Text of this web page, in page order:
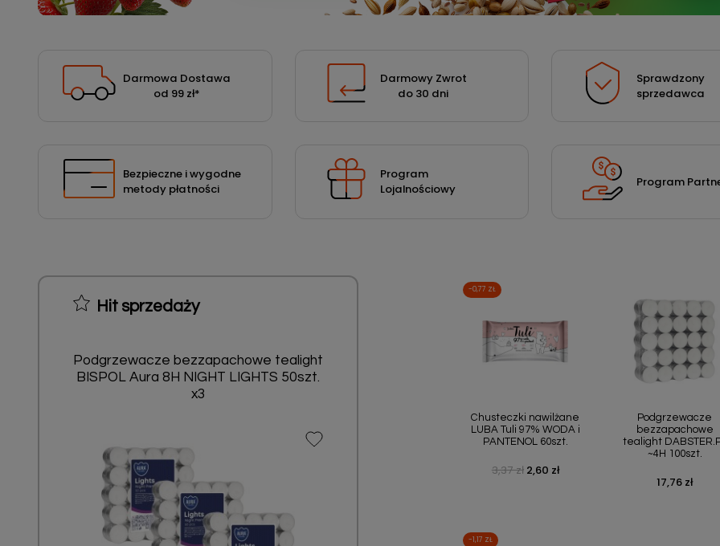
Podłoża
Środki ochrony roślin dla profesjonalistów
Darmowa Dostawa
od 99 zł*
Darmowy Zwrot
do 30 dni
Sprawdzony
sprzedawca
Bezpieczne i wygodne
metody płatności
Program
Lojalnościowy
Program
Hit sprzedaży
Podgrzewacze bezzapachowe tealight
BISPOL Aura 8H NIGHT LIGHTS 50szt.
x3
Chusteczki nawilżane
LUBA Tuli 97% WODA i
PANTENOL 60szt.
Cena podstawowa
3,37 zł Cena
2,60 zł
-0,77 ZŁ
Podgrzewacze
bezzapachowe
tealight
~4H 100szt.
Cena
17,76 zł
-1,17 ZŁ